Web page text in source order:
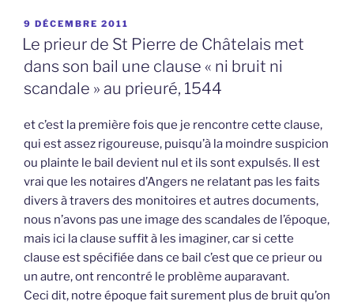
PUBLIÉ
LE
9 DÉCEMBRE 2011
Le prieur de St Pierre de Châtelais met
dans son bail une clause « ni bruit ni
scandale » au prieuré, 1544
et c’est la première fois que je rencontre cette clause,
qui est assez rigoureuse, puisqu’à la moindre suspicion
ou plainte le bail devient nul et ils sont expulsés. Il est
vrai que les notaires d’Angers ne relatant pas les faits
divers à travers des monitoires et autres documents,
nous n’avons pas une image des scandales de l’époque,
mais ici la clause suffit à les imaginer, car si cette
clause est spécifiée dans ce bail c’est que ce prieur ou
un autre, ont rencontré le problème auparavant.
Ceci dit, notre époque fait surement plus de bruit qu’on